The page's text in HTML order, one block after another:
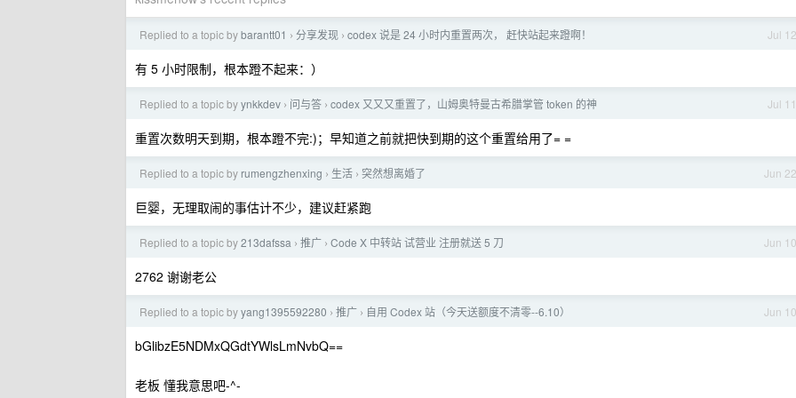
Jul 12
Replied to a topic bybarantt01 › 分享发现 › codex 说是 24 小时内重置两次， 赶快站起来蹬啊！
有 5 小时限制，根本蹬不起来：）
Jul 11
Replied to a topic byynkkdev › 问与答 › codex 又又又重置了，山姆奥特曼古希腊掌管 token 的神
重置次数明天到期，根本蹬不完:)；早知道之前就把快到期的这个重置给用了= =
Jun 22
Replied to a topic by rumengzhenxing › 生活 › 突然想离婚了
巨婴，无理取闹的事估计不少，建议赶紧跑
Jun 10
Replied to a topic by213dafssa › 推广 › Code X 中转站 试营业 注册就送 5 刀
2762 谢谢老公
Jun 10
Replied to a topic byyang1395592280 › 推广 › 自用 Codex 站（今天送额度不清零--6.10）
bGlibzE5NDMxQGdtYWlsLmNvbQ==
老板 懂我意思吧-^-